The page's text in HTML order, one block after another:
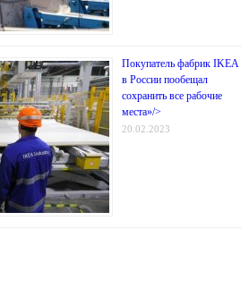
Покупатель фабрик IKEA
в России пообещал
сохранить все рабочие
места»/>
20.02.2023